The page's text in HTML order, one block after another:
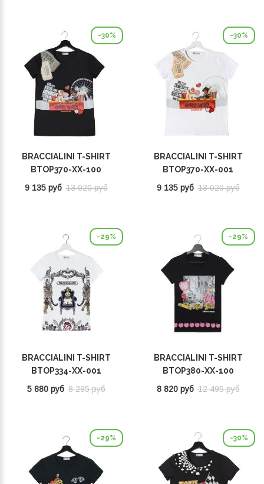
-30%
BRACCIALINI T-SHIRT
BTOP370-XX-100
9 135 руб 13 020 руб
-30%
BRACCIALINI T-SHIRT
BTOP370-XX-001
9 135 руб 13 020 руб
-29%
BRACCIALINI T-SHIRT
BTOP334-XX-001
5 880 руб 8 295 руб
-29%
BRACCIALINI T-SHIRT
BTOP380-XX-100
8 820 руб 12 495 руб
-29% -30%